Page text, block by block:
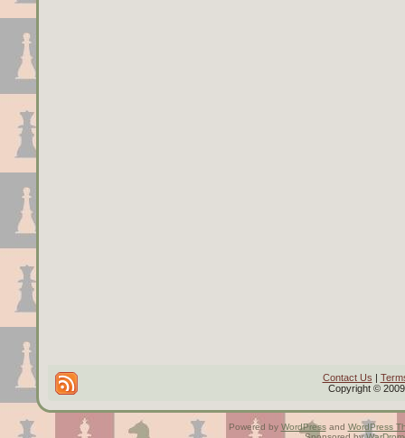
Contact Us |
Copyright ©
Powered by WordPressand WordPress